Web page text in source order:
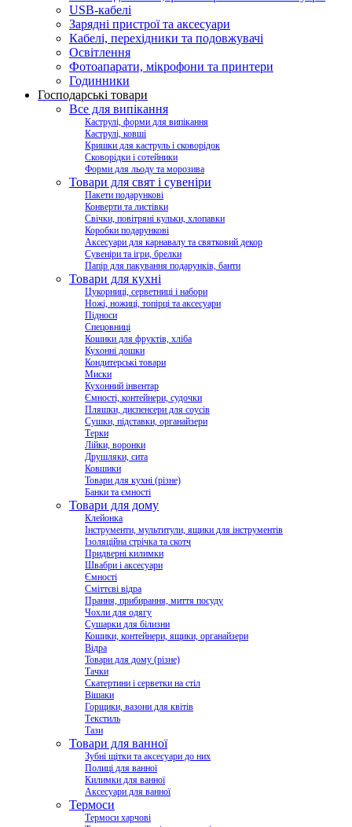
USB-кабелі
Зарядні пристрої та аксесуари
Кабелі, перехідники та подовжувачі
Освітлення
Фотоапарати, мікрофони та принтери
Годинники
Господарські товари
Все для випікання
Каструлі, форми для випікання
Каструлі, ковші
Кришки для каструль і сковорідок
Сковорідки і сотейники
Форми для льоду та морозива
Товари для свят і сувеніри
Пакети подарункові
Конверти та листівки
Свічки, повітряні кульки, хлопавки
Коробки подарункові
Аксесуари для карнавалу та святковий декор
Сувеніри та ігри, брелки
Папір для пакування подарунків, банти
Товари для кухні
Цукорниці, серветниці і набори
Ножі, ножиці, топірці та аксесуари
Підноси
Спецовниці
Кошики для фруктів, хліба
Кухонні дошки
Кондитерські товари
Миски
Кухонний інвентар
Ємності, контейнери, судочки
Пляшки, диспенсери для соусів
Сушки, підставки, органайзери
Терки
Лійки, воронки
Друшляки, сита
Ковшики
Товари для кухні (різне)
Банки та ємності
Товари для дому
Клейонка
Інструменти, мультитули, ящики для інструментів
Ізоляційна стрічка та скотч
Придверні килимки
Швабри і аксесуари
Ємності
Сміттєві відра
Прання, прибирання, миття посуду
Чохли для одягу
Сушарки для білизни
Кошики, контейнери, ящики, органайзери
Відра
Товари для дому (різне)
Тачки
Скатертини і серветки на стіл
Вішаки
Горщики, вазони для квітів
Текстиль
Тази
Товари для ванної
Зубні щітки та аксесуари до них
Полиці для ванної
Килимки для ванної
Аксесуари для ванної
Термоси
Термоси харчові